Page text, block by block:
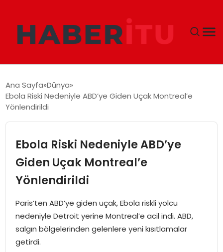
DÜNYA
TEKNOLOJI
EĞITIM
MAGAZIN
Ana Sayfa Dünya
Ebola Riski Nedeniyle ABD’ye Giden Uçak Montreal’e
Yönlendirildi
Ebola Riski Nedeniyle ABD’ye
Giden Uçak Montreal’e
Yönlendirildi
Paris’ten ABD’ye giden uçak, Ebola riskli yolcu
nedeniyle Detroit yerine Montreal’e acil indi. ABD,
salgın bölgelerinden gelenlere yeni kısıtlamalar
getirdi.